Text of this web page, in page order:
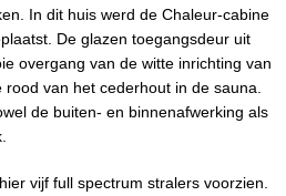
In dit huis werd de Chaleur-cabine
De glazen toegangsdeur uit
overgang van de witte inrichting van
van het cederhout in de sauna.
de buiten- en binnenafwerking als
vijf full spectrum stralers voorzien.